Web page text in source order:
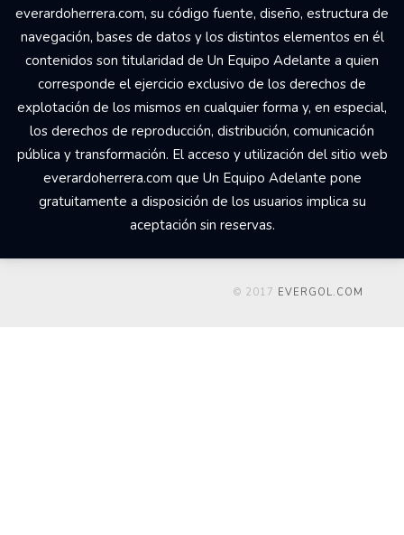
everardoherrera.com, su código fuente, diseño, estructura de
navegación, bases de datos y los distintos elementos en él
contenidos son titularidad de Un Equipo Adelante a quien
corresponde el ejercicio exclusivo de los derechos de
explotación de los mismos en cualquier forma y, en especial,
los derechos de reproducción, distribución, comunicación
pública y transformación. El acceso y utilización del sitio web
everardoherrera.com que Un Equipo Adelante pone
gratuitamente a disposición de los usuarios implica su
aceptación sin reservas.
© 2017 EVERGOL.COM